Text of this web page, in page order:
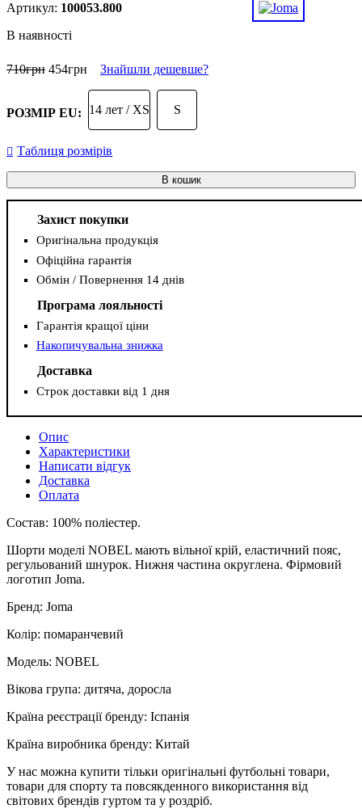
100053.800
В наявності
710грн 454грн Знайшли дешевше?
РОЗМІР EU: 14 лет / XS S
Таблиця розмірів
В кошик
Захист покупки
Оригінальна продукція
Офіційна гарантія
Обмін / Повернення 14 днів
Програма лояльності
Гарантія кращої ціни
Накопичувальна знижка
Доставка
Строк доставки від 1 дня
Опис
Характеристики
Написати відгук
Доставка
Оплата
Состав: 100% поліестер.
Шорти моделі NOBEL мають вільної крій, еластичний пояс,
регульований шнурок. Нижня частина округлена. Фірмовий
логотип Joma.
Бренд: Joma
Колір: помаранчевий
Модель: NOBEL
Вікова група: дитяча, доросла
Країна реєстрації бренду: Іспанія
Країна виробника бренду: Китай
У нас можна купити тільки оригінальні футбольні товари,
товари для спорту та повсякденного використання від
світових брендів гуртом та у роздріб.